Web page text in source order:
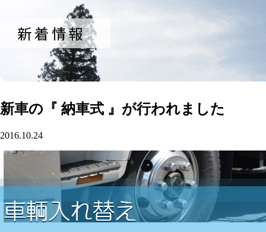
新車の『 納車式 』が行われました
2016.10.24